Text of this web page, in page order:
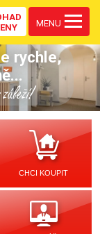
MENU
rychle,
CHCI KOUPIT